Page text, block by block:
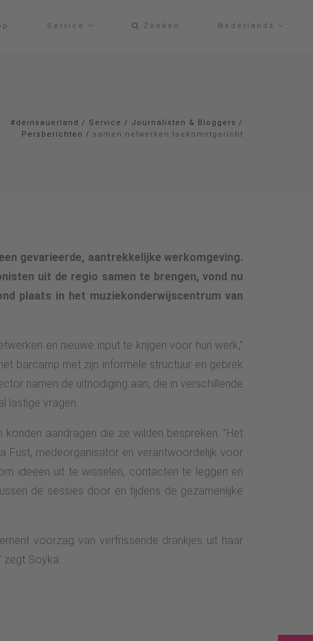
Service Zoeken Nederlands
#deinsauerland / Service / Journalisten & Bloggers /
Persberichten / samen netwerken toekomstgericht
gevarieerde, aantrekkelijke werkomgeving.
uit de regio samen te brengen, vond nu
plaats in het muziekonderwijscentrum van
en nieuwe input te krijgen voor hun werk,"
barcamp met zijn informele structuur en gebrek
namen de uitnodiging aan, die in verschillende
lastige vragen.
aandragen die ze wilden bespreken. "Het
Fust, medeorganisator en verantwoordelijk voor
ideeën uit te wisselen, contacten te leggen en
de sessies door en tijdens de gezamenlijke
voorzag van verfrissende drankjes uit haar
zegt Soyka.